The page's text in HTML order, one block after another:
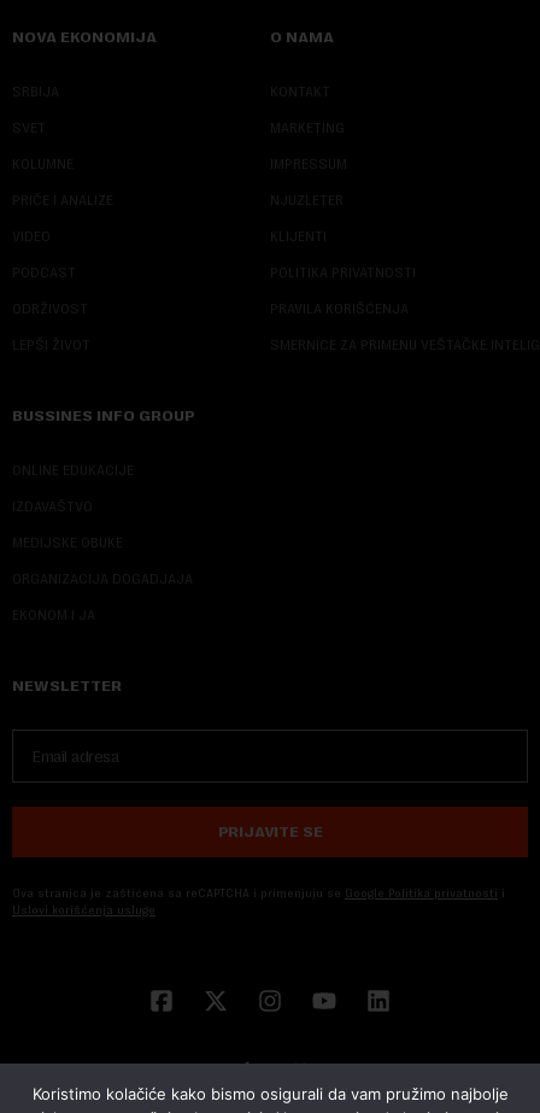
NOVA EKONOMIJA
SRBIJA
SVET
KOLUMNE
PRIČE I ANALIZE
VIDEO
PODCAST
ODRŽIVOST
LEPŠI ŽIVOT
O NAMA
KONTAKT
MARKETING
IMPRESSUM
NJUZLETER
KLIJENTI
POLITIKA PRIVATNOSTI
PRAVILA KORIŠĆENJA
SMERNICE ZA PRIMENU VEŠTAČKE
BUSSINES INFO GROUP
ONLINE EDUKACIJE
IZDAVAŠTVO
MEDIJSKE OBUKE
ORGANIZACIJA DOGADJAJA
EKONOM I JA
NEWSLETTER
PRIJAVITE SE
Ova stranica je zaštićena sa reCAPTCHA i primenjuju se Google Politika privatnosti i
Uslovi korišćenja usluge
Koristimo kolačiće kako bismo osigurali da vam pružimo najbolje